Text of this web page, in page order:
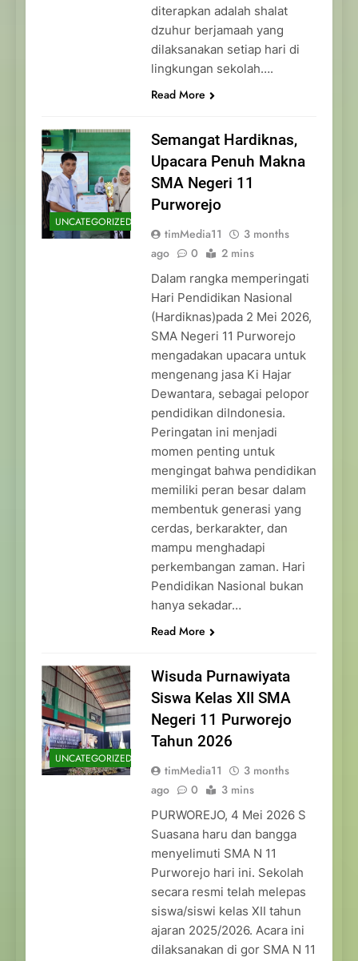
diterapkan adalah shalat
dzuhur berjamaah yang
dilaksanakan setiap hari di
lingkungan sekolah….
Read More
UNCATEGORIZED
Semangat Hardiknas,
Upacara Penuh Makna
SMA Negeri 11
Purworejo
timMedia11
3 months
ago
0 2 mins
Dalam rangka memperingati
Hari Pendidikan Nasional
(Hardiknas)pada 2 Mei 2026,
SMA Negeri 11 Purworejo
mengadakan upacara untuk
mengenang jasa Ki Hajar
Dewantara, sebagai pelopor
pendidikan diIndonesia.
Peringatan ini menjadi
momen penting untuk
mengingat bahwa pendidikan
memiliki peran besar dalam
membentuk generasi yang
cerdas, berkarakter, dan
mampu menghadapi
perkembangan zaman. Hari
Pendidikan Nasional bukan
hanya sekadar…
Read More
UNCATEGORIZED
Wisuda Purnawiyata
Siswa Kelas XII SMA
Negeri 11 Purworejo
Tahun 2026
timMedia11
3 months
ago
0 3 mins
PURWOREJO, 4 Mei 2026 S
Suasana haru dan bangga
menyelimuti SMA N 11
Purworejo hari ini. Sekolah
secara resmi telah melepas
siswa/siswi kelas XII tahun
ajaran 2025/2026. Acara ini
dilaksanakan di gor SMA N 11